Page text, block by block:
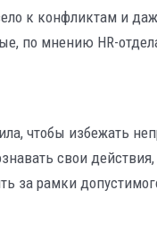
к конфликтам и
по мнению HR-
чтобы избежать
свои
за рамки